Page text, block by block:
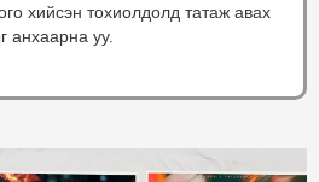
хийсэн тохиолдолд татаж авах
анхаарна уу.